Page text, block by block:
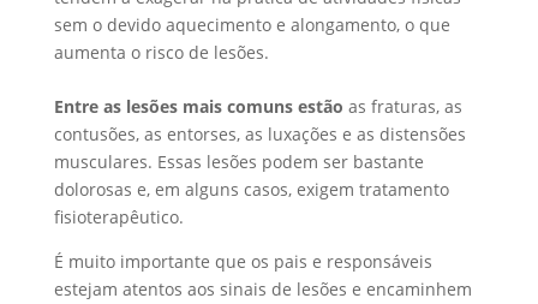
sem o devido aquecimento e alongamento, o que
aumenta o risco de lesões.
Entre as lesões mais comuns estão as fraturas, as
contusões, as entorses, as luxações e as distensões
musculares. Essas lesões podem ser bastante
dolorosas e, em alguns casos, exigem tratamento
fisioterapêutico.
É muito importante que os pais e responsáveis
estejam atentos aos sinais de lesões e encaminhem